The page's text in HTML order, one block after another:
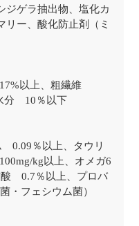
ジゲラ抽出物、塩化カ
リー、酸化防止剤（ミ
以上、粗繊維
分 10％以下
0.09％以上、タウリ
kg以上、オメガ6
0.7％以上、プロバ
・フェシウム菌）